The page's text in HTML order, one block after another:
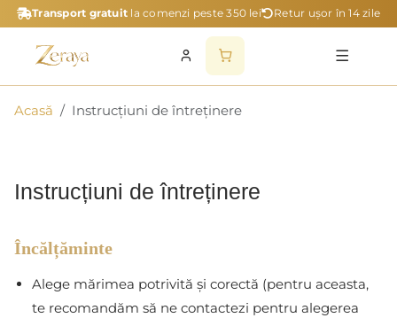
Transport gratuit la comenzi peste 350 lei Retur ușor în 14 zile
Acasă Instrucțiuni de întreținere
Instrucțiuni de întreținere
Încălțăminte
Alege mărimea potrivită și corectă (pentru aceasta,
te recomandăm să ne contactezi pentru alegerea